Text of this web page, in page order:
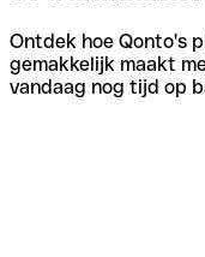
Ontdek hoe Qonto's
gemakkelijk maakt
vandaag nog tijd op